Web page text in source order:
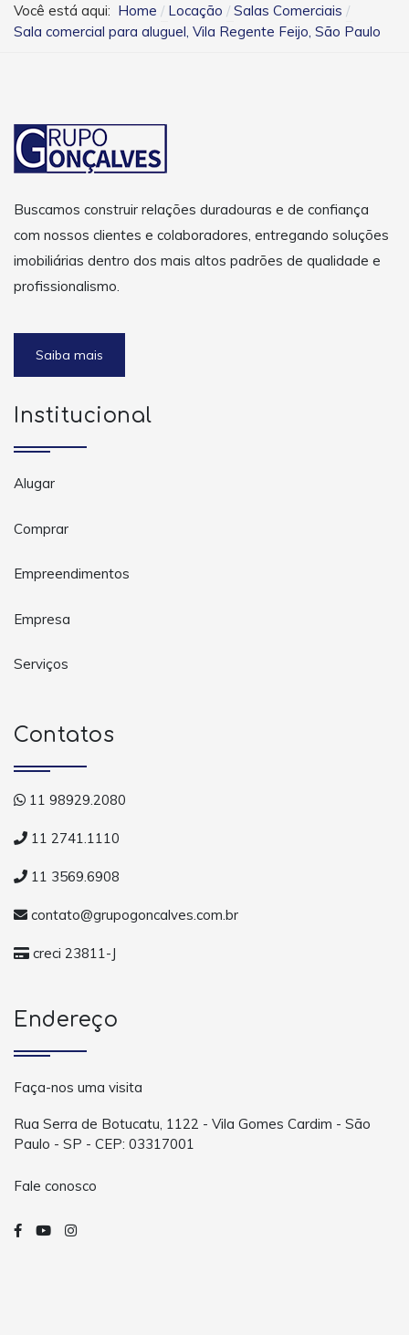
Você está aqui: Home Locação
Salas Comerciais
Sala comercial para aluguel, Vila Regente Feijo, São Paulo
Buscamos construir relações duradouras e de confiança
com nossos clientes e colaboradores, entregando soluções
imobiliárias dentro dos mais altos padrões de qualidade e
profissionalismo.
Saiba mais
Institucional
Alugar
Comprar
Empreendimentos
Empresa
Serviços
Contatos
11 98929.2080
11 2741.1110
11 3569.6908
contato@grupogoncalves.com.br
creci 23811-J
Endereço
Faça-nos uma visita
Rua Serra de Botucatu, 1122 - Vila Gomes Cardim - São
Paulo - SP - CEP: 03317001
Fale conosco